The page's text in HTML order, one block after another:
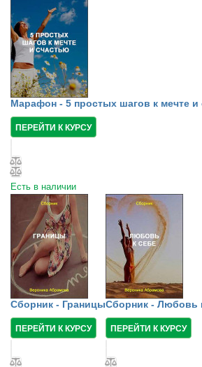
Марафон - 5 простых шагов к мечте и
ПЕРЕЙТИ К КУРСУ
Есть в наличии
Сборник - Границы
ПЕРЕЙТИ К КУРСУ
Сборник - Любовь
ПЕРЕЙТИ К КУРСУ